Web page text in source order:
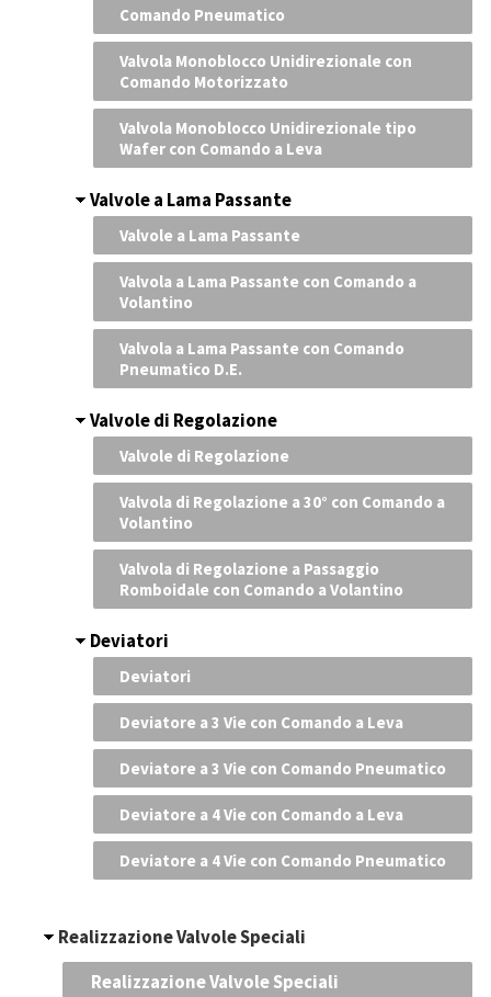
Comando Pneumatico
Valvola Monoblocco Unidirezionale con
Comando Motorizzato
Valvola Monoblocco Unidirezionale tipo
Wafer con Comando a Leva
Valvole a Lama Passante
Valvole a Lama Passante
Valvola a Lama Passante con Comando a
Volantino
Valvola a Lama Passante con Comando
Pneumatico D.E.
Valvole di Regolazione
Valvole di Regolazione
Valvola di Regolazione a 30° con Comando a
Volantino
Valvola di Regolazione a Passaggio
Romboidale con Comando a Volantino
Deviatori
Deviatori
Deviatore a 3 Vie con Comando a Leva
Deviatore a 3 Vie con Comando Pneumatico
Deviatore a 4 Vie con Comando a Leva
Deviatore a 4 Vie con Comando Pneumatico
Realizzazione Valvole Speciali
Realizzazione Valvole Speciali